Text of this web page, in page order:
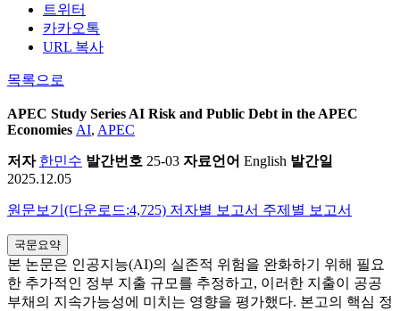
트위터
카카오톡
URL 복사
목록으로
APEC Study Series AI Risk and Public Debt in the APEC
Economies AI, APEC
저자 한민수 발간번호 25-03 자료언어 English 발간일
2025.12.05
원문보기(다운로드:4,725) 저자별 보고서 주제별 보고서
국문요약
본 논문은 인공지능(AI)의 실존적 위험을 완화하기 위해 필요
한 추가적인 정부 지출 규모를 추정하고, 이러한 지출이 공공
부채의 지속가능성에 미치는 영향을 평가했다. 본고의 핵심 정